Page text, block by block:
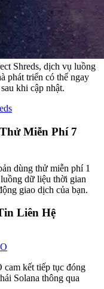
Shreds, dịch vụ luồng
phát triển có thể ngay
khi cập nhật.
Miễn Phí 7
dùng thử miễn phí 1
dữ liệu thời gian
giao dịch của bạn.
Liên Hệ
kết tiếp tục đóng
Solana thông qua